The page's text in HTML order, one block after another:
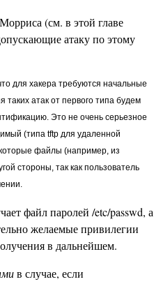
(см. в этой главе
атаку по этому
для хакера требуются начальные
таких атак от первого типа будем
Это не очень серьезное
(типа tftp для удаленной
файлы (например, из
стороны, так как пользователь
файл паролей /etc/passwd, а
желаемые привилегии
в дальнейшем.
в случае, если